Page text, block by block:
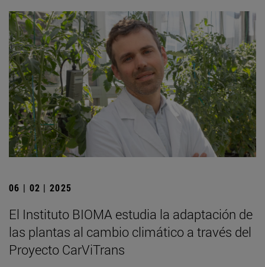
06 | 02 | 2025
El Instituto BIOMA estudia la adaptación de
las plantas al cambio climático a través del
Proyecto CarViTrans